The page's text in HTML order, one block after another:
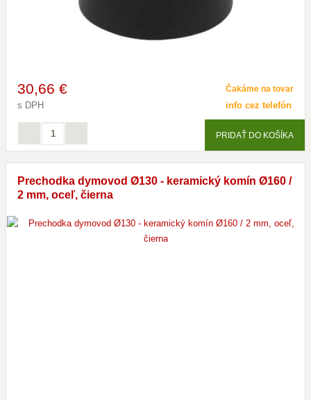
30,66 €
s DPH
Čakáme na tovar
info cez telefón
PRIDAŤ DO KOŠÍKA
Prechodka dymovod Ø130 - keramický komín Ø160 /
2 mm, oceľ, čierna